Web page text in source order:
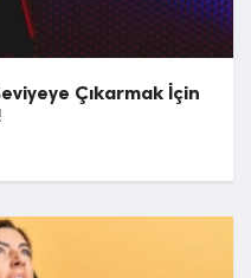
Çıkarmak İçin